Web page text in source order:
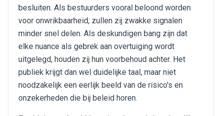
besluiten. Als bestuurders vooral beloond worden
voor onwrikbaarheid, zullen zij zwakke signalen
minder snel delen. Als deskundigen bang zijn dat
elke nuance als gebrek aan overtuiging wordt
uitgelegd, houden zij hun voorbehoud achter. Het
publiek krijgt dan wel duidelijke taal, maar niet
noodzakelijk een eerlijk beeld van de risico's en
onzekerheden die bij beleid horen.